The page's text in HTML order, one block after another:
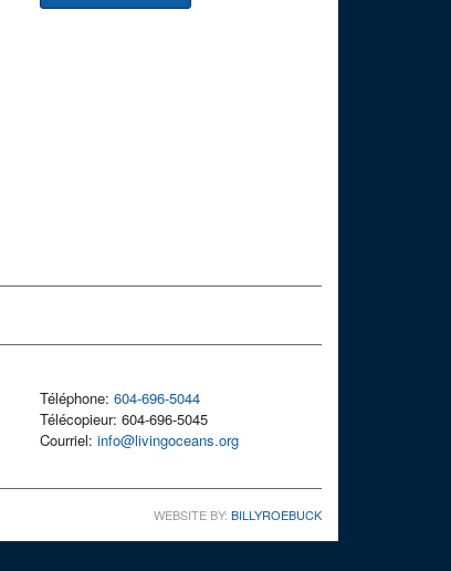
Téléphone: 604-696-5044
Télécopieur: 604-696-5045
Courriel: info@livingoceans.org
WEBSITE BY: BILLYROEBUCK